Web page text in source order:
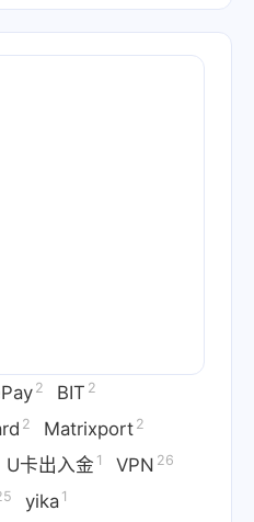
2 BIT 2
2 Matrixport 2
U卡出入金 1 VPN 26
yika 1